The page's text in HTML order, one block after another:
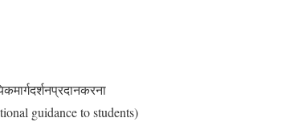
guidance to students)